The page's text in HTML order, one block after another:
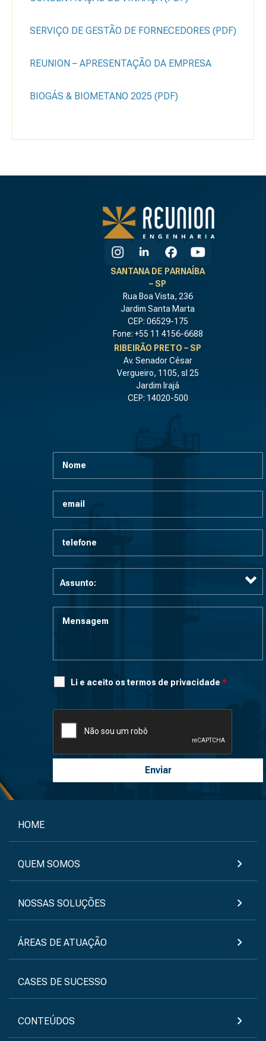
SERVIÇO DE GESTÃO DE FORNECEDORES (PDF)
REUNION – APRESENTAÇÃO DA EMPRESA
BIOGÁS & BIOMETANO 2025 (PDF)
SANTANA DE PARNAÍBA
– SP
Rua Boa Vista, 236
Jardim Santa Marta
CEP: 06529-175
Fone: +55 11 4156-6688
RIBEIRÃO PRETO – SP
Av. Senador César
Vergueiro, 1105, sl 25
Jardim Irajá
CEP: 14020-500
Li e aceito os termos de privacidade *
HOME
QUEM SOMOS
NOSSAS SOLUÇÕES
ÁREAS DE ATUAÇÃO
CASES DE SUCESSO
CONTEÚDOS